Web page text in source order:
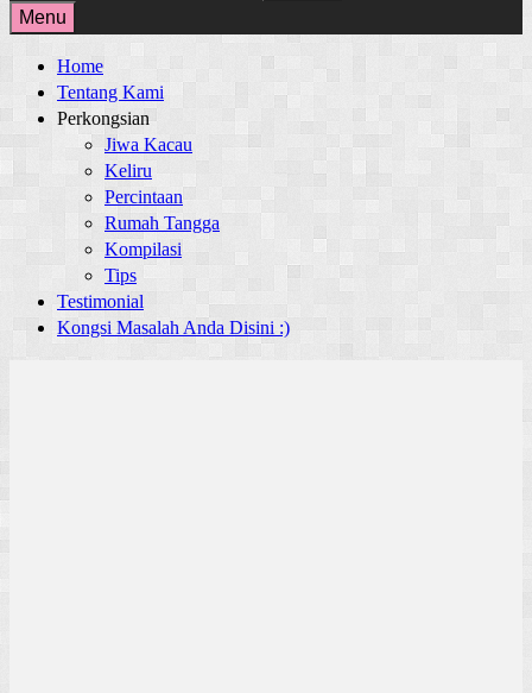
for:
Menu
Home
Tentang Kami
Perkongsian
Jiwa Kacau
Keliru
Percintaan
Rumah Tangga
Kompilasi
Tips
Testimonial
Kongsi Masalah Anda Disini :)